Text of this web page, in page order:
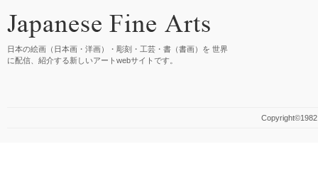
日本の絵画（日本画・洋画）・彫刻・工芸・書（書画）を 世界
に配信、紹介する新しいアートwebサイトです。